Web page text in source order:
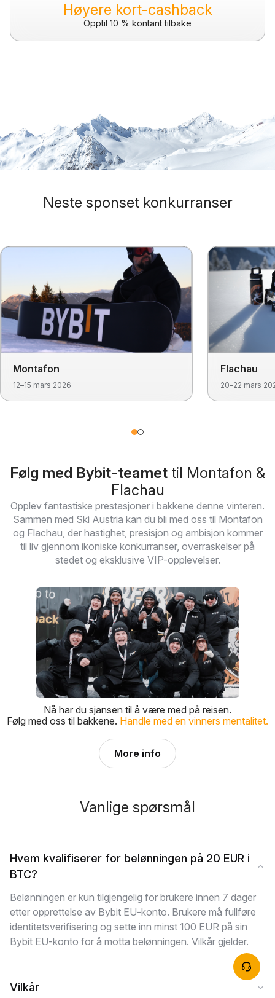
Høyere kort-cashback
Opptil 10 % kontant tilbake
Neste sponset konkurranser
Montafon
12–15 mars 2026
Flachau
20–22 mars
Følg med Bybit-teamet til Montafon &
Flachau
Opplev fantastiske prestasjoner i bakkene denne vinteren.
Sammen med Ski Austria kan du bli med oss til Montafon
og Flachau, der hastighet, presisjon og ambisjon kommer
til liv gjennom ikoniske konkurranser, overraskelser på
stedet og eksklusive VIP-opplevelser.
Nå har du sjansen til å være med på reisen.
Følg med oss til bakkene. Handle med en vinners mentalitet.
More info
Vanlige spørsmål
Hvem kvalifiserer for belønningen på 20 EUR i
BTC?
Belønningen er kun tilgjengelig for brukere innen 7 dager
etter opprettelse av Bybit EU-konto. Brukere må fullføre
identitetsverifisering og sette inn minst 100 EUR på sin
Bybit EU-konto for å motta belønningen. Vilkår gjelder.
Vilkår